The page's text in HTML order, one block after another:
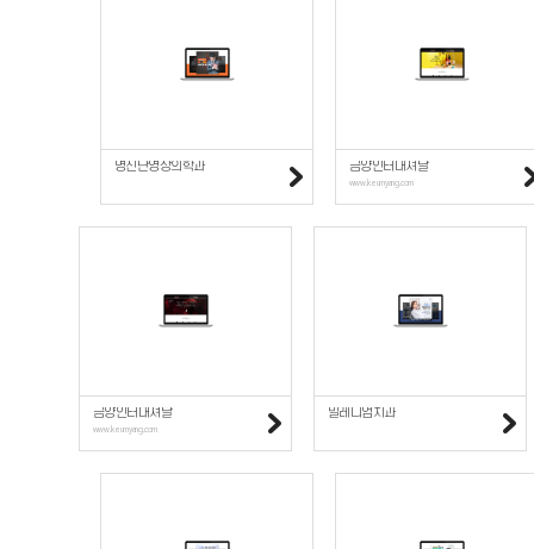
명진단영상의학과 금양인터내셔날
www.keumyang.com
금양인터내셔날
www.keumyang.com
밀레니엄치과